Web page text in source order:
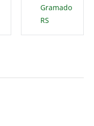
Gramado
RS